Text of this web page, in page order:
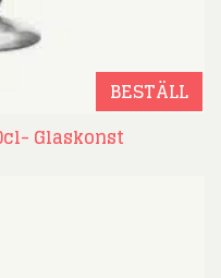
BESTÄLL
Glaskonst